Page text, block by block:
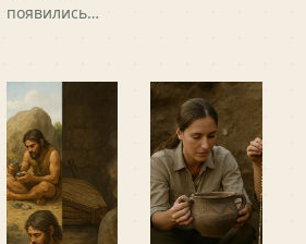
появились…